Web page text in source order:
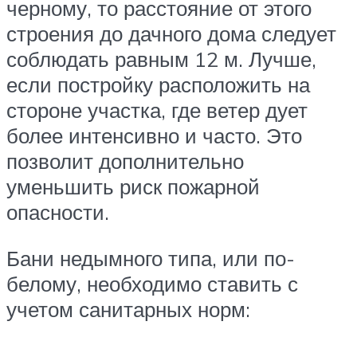
черному, то расстояние от этого
строения до дачного дома следует
соблюдать равным 12 м. Лучше,
если постройку расположить на
стороне участка, где ветер дует
более интенсивно и часто. Это
позволит дополнительно
уменьшить риск пожарной
опасности.
Бани недымного типа, или по-
белому, необходимо ставить с
учетом санитарных норм: